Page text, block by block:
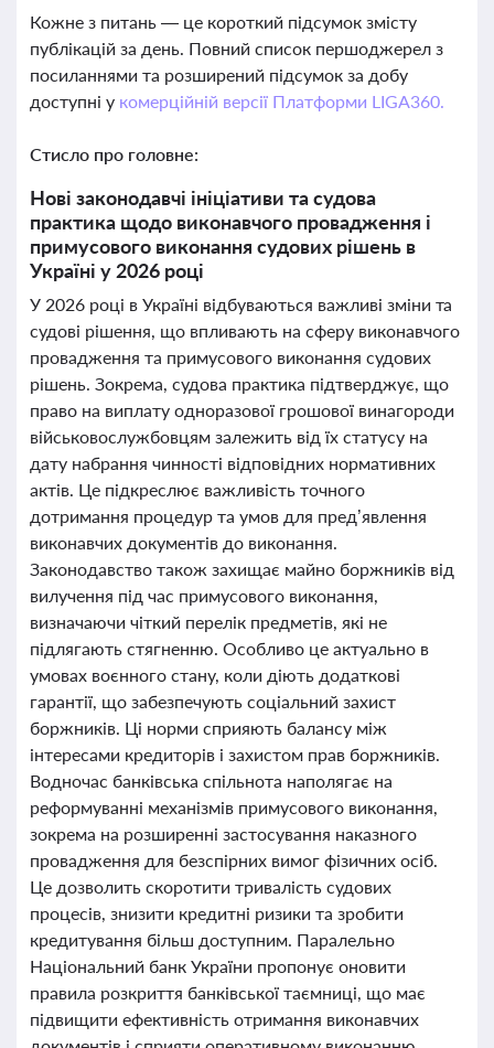
Кожне з питань — це короткий підсумок змісту
публікацій за день. Повний список першоджерел з
посиланнями та розширений підсумок за добу
доступні у комерційній версії Платформи LIGA360.
Стисло про головне:
Нові законодавчі ініціативи та судова
практика щодо виконавчого провадження і
примусового виконання судових рішень в
Україні у 2026 році
У 2026 році в Україні відбуваються важливі зміни та
судові рішення, що впливають на сферу виконавчого
провадження та примусового виконання судових
рішень. Зокрема, судова практика підтверджує, що
право на виплату одноразової грошової винагороди
військовослужбовцям залежить від їх статусу на
дату набрання чинності відповідних нормативних
актів. Це підкреслює важливість точного
дотримання процедур та умов для пред’явлення
виконавчих документів до виконання.
Законодавство також захищає майно боржників від
вилучення під час примусового виконання,
визначаючи чіткий перелік предметів, які не
підлягають стягненню. Особливо це актуально в
умовах воєнного стану, коли діють додаткові
гарантії, що забезпечують соціальний захист
боржників. Ці норми сприяють балансу між
інтересами кредиторів і захистом прав боржників.
Водночас банківська спільнота наполягає на
реформуванні механізмів примусового виконання,
зокрема на розширенні застосування наказного
провадження для безспірних вимог фізичних осіб.
Це дозволить скоротити тривалість судових
процесів, знизити кредитні ризики та зробити
кредитування більш доступним. Паралельно
Національний банк України пропонує оновити
правила розкриття банківської таємниці, що має
підвищити ефективність отримання виконавчих